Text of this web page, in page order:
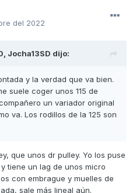
del 2022
Jocha13SD dijo:
y la verdad que va bien.
suele coger unos 115 de
un variador original
va. Los rodillos de la 125 son
que unos dr pulley. Yo los puse
tiene un lag de unos micro
con embrague y muelles de
sale más lineal aún.